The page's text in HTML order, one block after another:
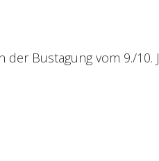
Bustagung vom 9./10.